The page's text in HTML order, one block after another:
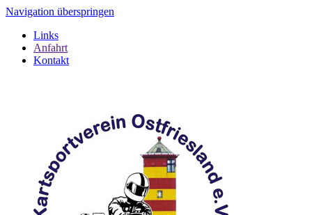
Navigation überspringen
Links
Anfahrt
Kontakt